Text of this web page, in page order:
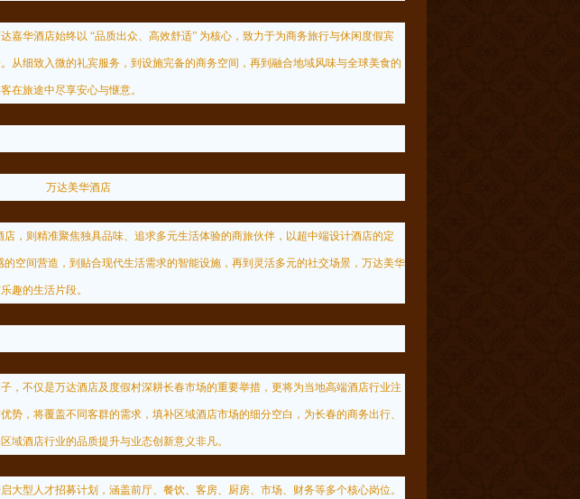
华酒店始终以 “品质出众、高效舒适” 为核心，致力于为商务旅行与休闲度假宾
从细致入微的礼宾服务，到设施完备的商务空间，再到融合地域风味与全球美食的
在旅途中尽享安心与惬意。
万达美华酒店
，则精准聚焦独具品味、追求多元生活体验的商旅伙伴，以超中端设计酒店的定
空间营造，到贴合现代生活需求的智能设施，再到灵活多元的社交场景，万达美华
趣的生活片段。
不仅是万达酒店及度假村深耕长春市场的重要举措，更将为当地高端酒店行业注
势，将覆盖不同客群的需求，填补区域酒店市场的细分空白，为长春的商务出行、
域酒店行业的品质提升与业态创新意义非凡。
型人才招募计划，涵盖前厅、餐饮、客房、厨房、市场、财务等多个核心岗位。